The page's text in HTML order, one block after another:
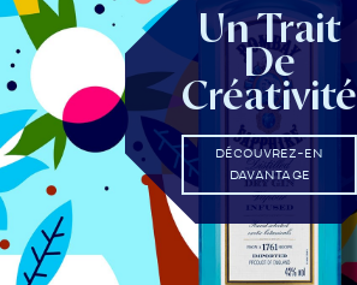
Un Trait
De
Créativité
DÉCOUVREZ-EN
DAVANTAGE